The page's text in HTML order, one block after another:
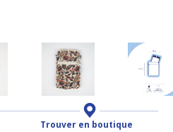
Trouver en boutique